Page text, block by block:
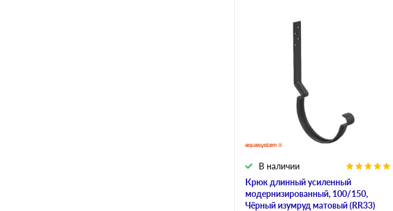
Крюк длинный усиленный
модернизированный, 100/150,
Чёрный изумруд матовый (RR33)
В наличии